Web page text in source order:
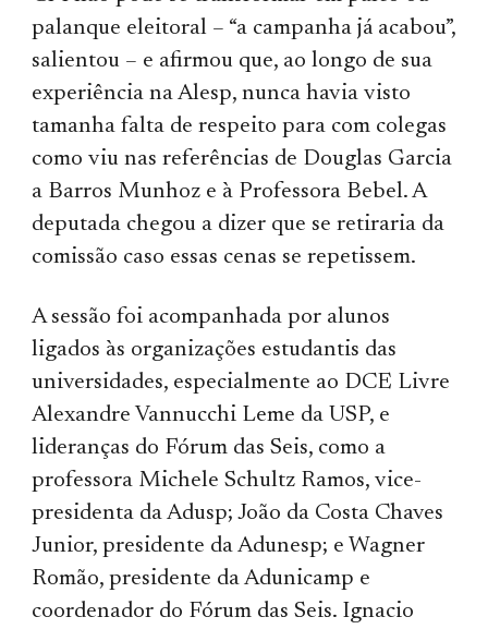
palanque eleitoral – “a campanha já acabou”,
salientou – e afirmou que, ao longo de sua
experiência na Alesp, nunca havia visto
tamanha falta de respeito para com colegas
como viu nas referências de Douglas Garcia
a Barros Munhoz e à Professora Bebel. A
deputada chegou a dizer que se retiraria da
comissão caso essas cenas se repetissem.
A sessão foi acompanhada por alunos
ligados às organizações estudantis das
universidades, especialmente ao DCE Livre
Alexandre Vannucchi Leme da USP, e
lideranças do Fórum das Seis, como a
professora Michele Schultz Ramos, vice-
presidenta da Adusp; João da Costa Chaves
Junior, presidente da Adunesp; e Wagner
Romão, presidente da Adunicamp e
coordenador do Fórum das Seis. Ignacio